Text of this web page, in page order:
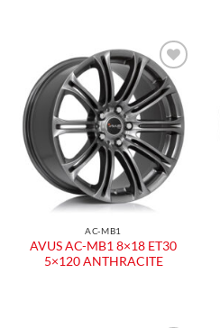
Aggiungi
alla lista
dei
desideri
AC-MB1
AVUS AC-MB1 8×18 ET30
5×120 ANTHRACITE